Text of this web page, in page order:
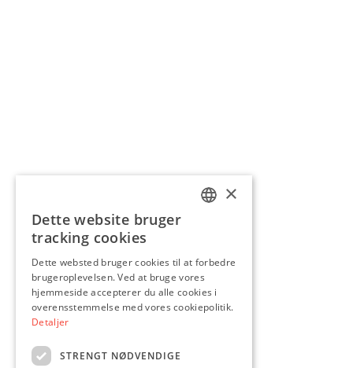
×
Dette website bruger
tracking cookies
Dette websted bruger cookies til at forbedre
brugeroplevelsen. Ved at bruge vores
hjemmeside accepterer du alle cookies i
overensstemmelse med vores cookiepolitik.
Detaljer
STRENGT NØDVENDIGE